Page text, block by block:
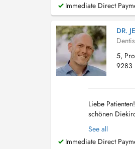
Immediate Direct
DR.
5,
9283
Liebe
schönen
Termin
See all
Immediate Direct